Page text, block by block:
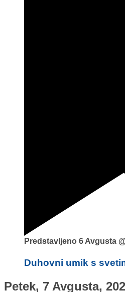
Predstavljeno 6 Avgusta
Duhovni umik s
Petek, 7 Avgusta,